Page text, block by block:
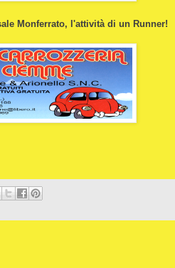
Monferrato, l'attività di un Runner!